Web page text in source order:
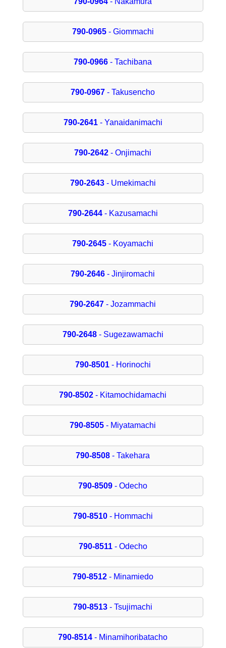
790-0965- Giommachi
790-0966 - Tachibana
790-0967 - Takusencho
790-2641- Yanaidanimachi
790-2642 - Onjimachi
790-2643- Umekimachi
790-2644- Kazusamachi
790-2645 - Koyamachi
790-2646 - Jinjiromachi
790-2647 - Jozammachi
790-2648- Sugezawamachi
790-8501- Horinochi
790-8502 - Kitamochidamachi
790-8505 - Miyatamachi
790-8508 - Takehara
790-8509 - Odecho
790-8510- Hommachi
790-8511- Odecho
790-8512- Minamiedo
790-8513 - Tsujimachi
790-8514 - Minamihoribatacho